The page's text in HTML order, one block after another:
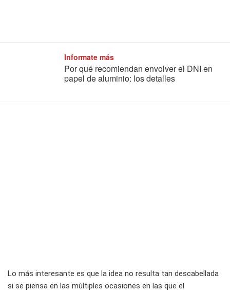
Informate más
Por qué recomiendan envolver el DNI en
papel de aluminio: los detalles
Lo más interesante es que la idea no resulta tan descabellada
si se piensa en las múltiples ocasiones en las que el